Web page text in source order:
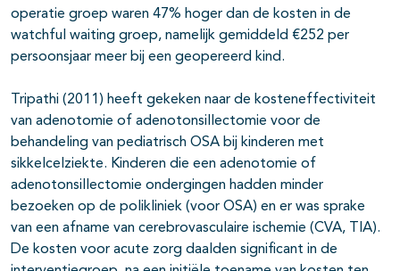
operatie groep waren 47% hoger dan de kosten in de
watchful waiting groep, namelijk gemiddeld €252 per
persoonsjaar meer bij een geopereerd kind.
Tripathi (2011) heeft gekeken naar de kosteneffectiviteit
van adenotomie of adenotonsillectomie voor de
behandeling van pediatrisch OSA bij kinderen met
sikkelcelziekte. Kinderen die een adenotomie of
adenotonsillectomie ondergingen hadden minder
bezoeken op de polikliniek (voor OSA) en er was sprake
van een afname van cerebrovasculaire ischemie (CVA, TIA).
De kosten voor acute zorg daalden significant in de